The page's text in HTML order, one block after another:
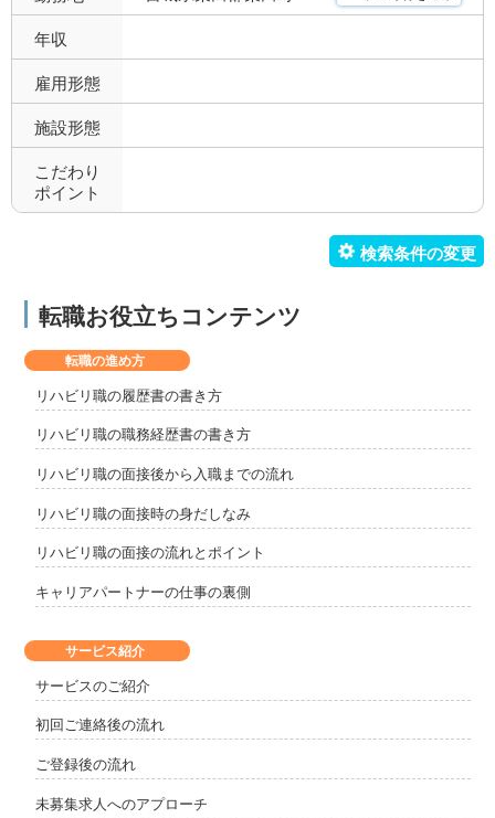
年収
雇用形態
施設形態
こだわり
ポイント
転職お役立ちコンテンツ
サービス紹介
サービスのご紹介
初回ご連絡後の流れ
ご登録後の流れ
未募集求人へのアプローチ
転職の進め方
リハビリ職の履歴書の書き方
リハビリ職の職務経歴書の書き方
リハビリ職の面接後から入職までの流れ
リハビリ職の面接時の身だしなみ
リハビリ職の面接の流れとポイント
キャリアパートナーの仕事の裏側